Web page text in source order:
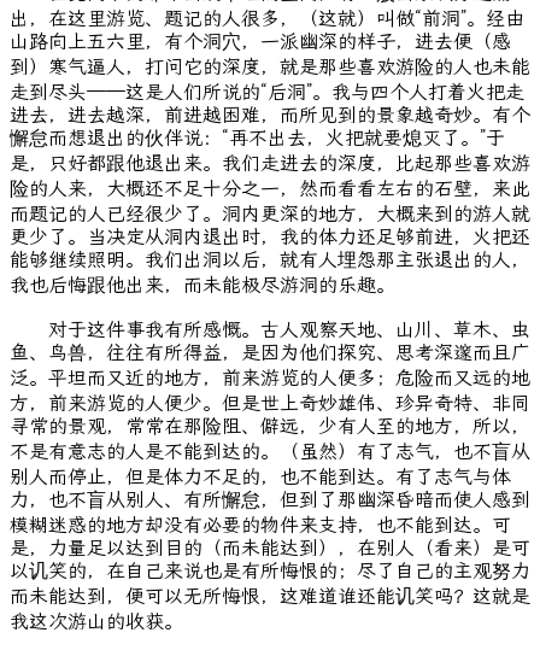
出，在这里游览、题记的人很多，（这就）叫做“前洞”。经由
山路向上五六里，有个洞穴，一派幽深的样子，进去便（感
到）寒气逼人，打问它的深度，就是那些喜欢游险的人也未能
走到尽头——这是人们所说的“后洞”。我与四个人打着火把走
进去，进去越深，前进越困难，而所见到的景象越奇妙。有个
懈怠而想退出的伙伴说：“再不出去，火把就要熄灭了。”于
是，只好都跟他退出来。我们走进去的深度，比起那些喜欢游
险的人来，大概还不足十分之一，然而看看左右的石壁，来此
而题记的人已经很少了。洞内更深的地方，大概来到的游人就
更少了。当决定从洞内退出时，我的体力还足够前进，火把还
能够继续照明。我们出洞以后，就有人埋怨那主张退出的人，
我也后悔跟他出来，而未能极尽游洞的乐趣。
对于这件事我有所感慨。古人观察天地、山川、草木、虫
鱼、鸟兽，往往有所得益，是因为他们探究、思考深邃而且广
泛。平坦而又近的地方，前来游览的人便多；危险而又远的地
方，前来游览的人便少。但是世上奇妙雄伟、珍异奇特、非同
寻常的景观，常常在那险阻、僻远，少有人至的地方，所以，
不是有意志的人是不能到达的。（虽然）有了志气，也不盲从
别人而停止，但是体力不足的，也不能到达。有了志气与体
力，也不盲从别人、有所懈怠，但到了那幽深昏暗而使人感到
模糊迷惑的地方却没有必要的物件来支持，也不能到达。可
是，力量足以达到目的（而未能达到），在别人（看来）是可
以讥笑的，在自己来说也是有所悔恨的；尽了自己的主观努力
而未能达到，便可以无所悔恨，这难道谁还能讥笑吗？这就是
我这次游山的收获。